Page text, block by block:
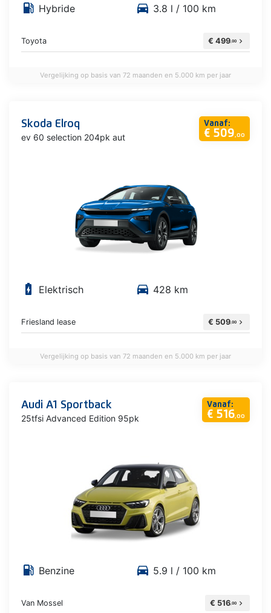
local_gas_station Hybride directions_car 3.8 l / 100 km
Toyota € 499,00 chevron_right
Vergelijking op basis van 72 maanden en 5.000 km per jaar
Vanaf:
€ 509,00
Skoda Elroq
ev 60 selection 204pk aut
battery_charging_full Elektrisch directions_car 428 km
Friesland lease € 509,00 chevron_right
Vergelijking op basis van 72 maanden en 5.000 km per jaar
Vanaf:
€ 516,00
Audi A1 Sportback
25tfsi Advanced Edition 95pk
local_gas_station Benzine directions_car 5.9 l / 100 km
Van Mossel € 516,00 chevron_right